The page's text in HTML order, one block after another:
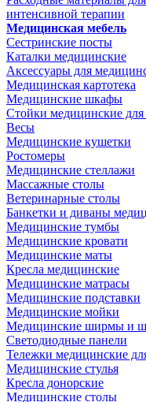
интенсивной терапии
Медицинская мебель
Сестринские посты
Каталки медицинские
Аксессуары для
Медицинская картотека
Медицинские шкафы
Стойки медицинские для
Весы
Медицинские кушетки
Ростомеры
Медицинские стеллажи
Массажные столы
Ветеринарные столы
Банкетки и диваны
Медицинские тумбы
Медицинские кровати
Медицинские маты
Кресла медицинские
Медицинские матрасы
Медицинские подставки
Медицинские мойки
Медицинские ширмы и
Светодиодные панели
Тележки медицинские
Медицинские стулья
Кресла донорские
Медицинские столы